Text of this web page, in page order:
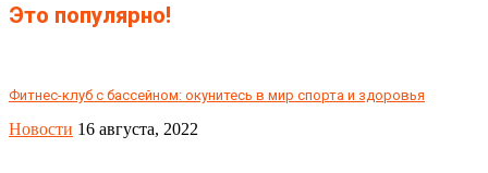
Это популярно!
Фитнес-клуб с бассейном: окунитесь в мир спорта и здоровья
Новости 16 августа, 2022